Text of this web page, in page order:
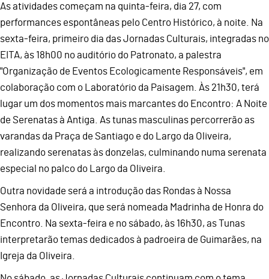
As atividades começam na quinta-feira, dia 27, com
performances espontâneas pelo Centro Histórico, à noite. Na
sexta-feira, primeiro dia das Jornadas Culturais, integradas no
EITA, às 18h00 no auditório do Patronato, a palestra
"Organização de Eventos Ecologicamente Responsáveis", em
colaboração com o Laboratório da Paisagem. Às 21h30, terá
lugar um dos momentos mais marcantes do Encontro: A Noite
de Serenatas à Antiga. As tunas masculinas percorrerão as
varandas da Praça de Santiago e do Largo da Oliveira,
realizando serenatas às donzelas, culminando numa serenata
especial no palco do Largo da Oliveira.
Outra novidade será a introdução das Rondas à Nossa
Senhora da Oliveira, que será nomeada Madrinha de Honra do
Encontro. Na sexta-feira e no sábado, às 16h30, as Tunas
interpretarão temas dedicados à padroeira de Guimarães, na
Igreja da Oliveira.